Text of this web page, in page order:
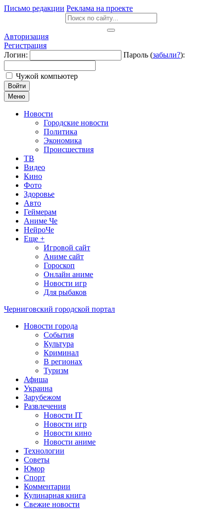
Письмо редакции Реклама на проекте
Авторизация
Регистрация
Логин:
Пароль (забыли?):
Чужой компьютер
Войти
Меню
Новости
Городские новости
Политика
Экономика
Происшествия
ТВ
Видео
Кино
Фото
Здоровье
Авто
Геймерам
Аниме Че
НейроЧе
Еще +
Игровой сайт
Аниме сайт
Гороскоп
Онлайн аниме
Новости игр
Для рыбаков
Черниговский городской портал
Новости города
События
Культура
Криминал
В регионах
Туризм
Афиша
Украина
Зарубежом
Развлечения
Новости IT
Новости игр
Новости кино
Новости аниме
Технологии
Советы
Юмор
Спорт
Комментарии
Кулинарная книга
Свежие новости